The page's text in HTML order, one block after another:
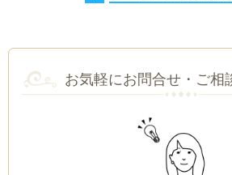
お気軽にお問合せ・ご相